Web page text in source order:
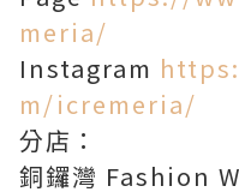
meria/
Instagram
m/icremeria/
分店：
銅鑼灣 Fashion